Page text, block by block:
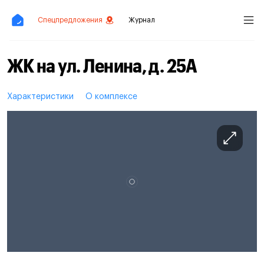
Спецпредложения Журнал
ЖК на ул. Ленина, д. 25А
Характеристики О комплексе